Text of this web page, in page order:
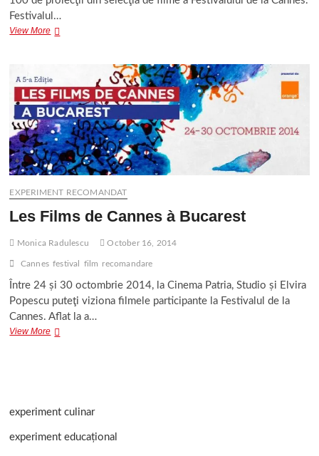
Festivalul…
View MoreLes
a
Bucarest
2016
EXPERIMENT RECOMANDAT
Les Films de Cannes à Bucarest
Monica Radulescu October 16, 2014
Cannes festival film recomandare
Între 24 și 30 octombrie 2014, la Cinema Patria, Studio și Elvira
Popescu puteţi viziona filmele participante la Festivalul de la
Cannes. Aflat la a…
View MoreLes
experiment culinar
experiment educațional